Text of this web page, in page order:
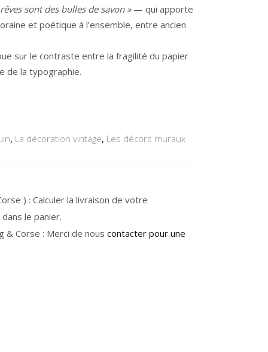
sont des bulles de savon »— qui apporte
et poétique à l’ensemble, entre ancien
sur le contraste entre la fragilité du papier
de la typographie.
, La décoration vintage, Les décors muraux
) : Calculer la livraison de votre
le panier.
& Corse : Merci de nous contacter pour une